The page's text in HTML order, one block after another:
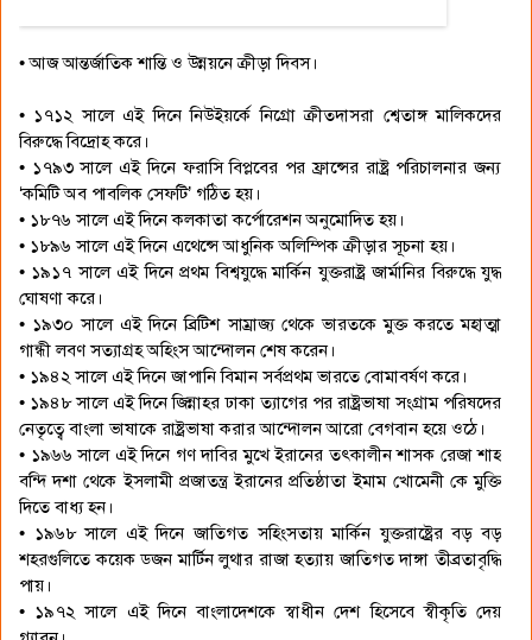
• আজ আন্তর্জাতিক শান্তি ও উন্নয়নে ক্রীড়া দিবস।
• ১৭১২ সালে এই দিনে নিউইয়র্কে নিগ্রো ক্রীতদাসরা শ্বেতাঙ্গ মালিকদের
বিরুদ্ধে বিদ্রোহ করে।
• ১৭৯৩ সালে এই দিনে ফরাসি বিপ্লবের পর ফ্রান্সের রাষ্ট্র পরিচালনার জন্য
‘কমিটি অব পাবলিক সেফটি’ গঠিত হয়।
• ১৮৭৬ সালে এই দিনে কলকাতা কর্পোরেশন অনুমোদিত হয়।
• ১৮৯৬ সালে এই দিনে এথেন্সে আধুনিক অলিম্পিক ক্রীড়ার সূচনা হয়।
• ১৯১৭ সালে এই দিনে প্রথম বিশ্বযুদ্ধে মার্কিন যুক্তরাষ্ট্র জার্মানির বিরুদ্ধে যুদ্ধ
ঘোষণা করে।
• ১৯৩০ সালে এই দিনে ব্রিটিশ সাম্রাজ্য থেকে ভারতকে মুক্ত করতে মহাত্মা
গান্ধী লবণ সত্যাগ্রহ অহিংস আন্দোলন শেষ করেন।
• ১৯৪২ সালে এই দিনে জাপানি বিমান সর্বপ্রথম ভারতে বোমাবর্ষণ করে।
• ১৯৪৮ সালে এই দিনে জিন্নাহর ঢাকা ত্যাগের পর রাষ্ট্রভাষা সংগ্রাম পরিষদের
নেতৃত্বে বাংলা ভাষাকে রাষ্ট্রভাষা করার আন্দোলন আরো বেগবান হয়ে ওঠে।
• ১৯৬৬ সালে এই দিনে গণ দাবির মুখে ইরানের তৎকালীন শাসক রেজা শাহ
বন্দি দশা থেকে ইসলামী প্রজাতন্ত্র ইরানের প্রতিষ্ঠাতা ইমাম খোমেনী কে মুক্তি
দিতে বাধ্য হন।
• ১৯৬৮ সালে এই দিনে জাতিগত সহিংসতায় মার্কিন যুক্তরাষ্ট্রের বড় বড়
শহরগুলিতে কয়েক ডজন মার্টিন লুথার রাজা হত্যায় জাতিগত দাঙ্গা তীব্রতাবৃদ্ধি
পায়।
• ১৯৭২ সালে এই দিনে বাংলাদেশকে স্বাধীন দেশ হিসেবে স্বীকৃতি দেয়